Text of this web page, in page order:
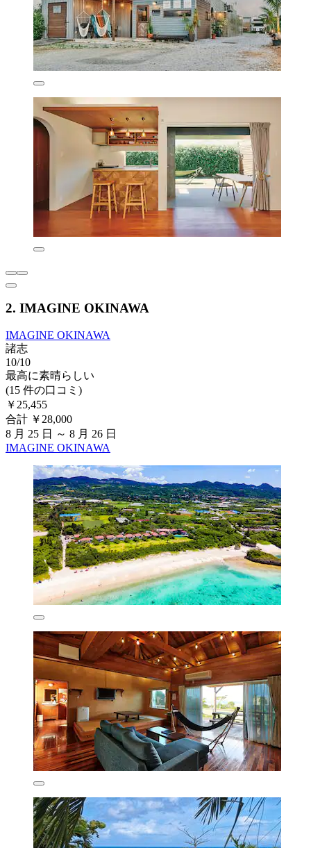
2. IMAGINE OKINAWA
IMAGINE OKINAWA
諸志
10/10
最高に素晴らしい
(15 件の口コミ)
￥25,455
合計 ￥28,000
8 月 25 日 ～ 8 月 26 日
IMAGINE OKINAWA